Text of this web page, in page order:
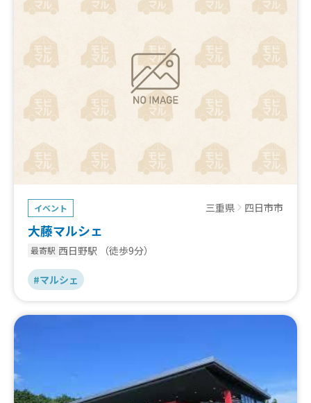
イベント 三重県 四日市市
大藤マルシェ
最寄駅 西日野駅 （徒歩9分）
#マルシェ